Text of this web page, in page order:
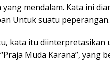
mendalam. Kata ini
Untuk suatu peperangan.
kata itu diinterpretasikan
Muda Karana”, yang